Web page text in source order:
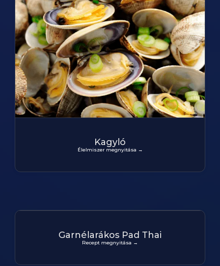
Kagyló
Élelmiszer megnyitása →
Garnélarákos Pad Thai
Recept megnyitása →